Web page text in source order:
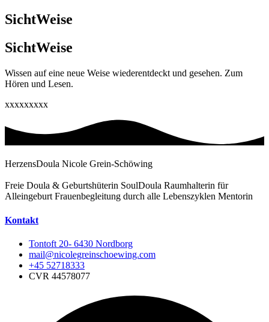
SichtWeise
SichtWeise
Wissen auf eine neue Weise wiederentdeckt und gesehen. Zum
Hören und Lesen.
xxxxxxxxx
HerzensDoula Nicole Grein-Schöwing
Freie Doula & Geburtshüterin SoulDoula Raumhalterin für
Alleingeburt Frauenbegleitung durch alle Lebenszyklen Mentorin
Kontakt
Tontoft 20- 6430 Nordborg
mail@nicolegreinschoewing.com
+45 52718333
CVR 44578077